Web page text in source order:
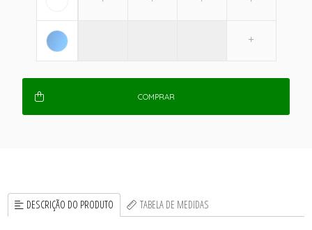
COMPRAR
DESCRIÇÃO DO PRODUTO TABELA DE MEDIDAS